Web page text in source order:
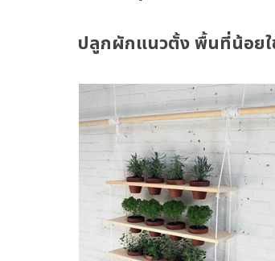
ปลูกผักแนวตั้ง พื้นที่น้อยใ